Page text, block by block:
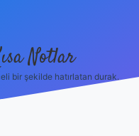
Notlar
bir şekilde hatırlatan durak.